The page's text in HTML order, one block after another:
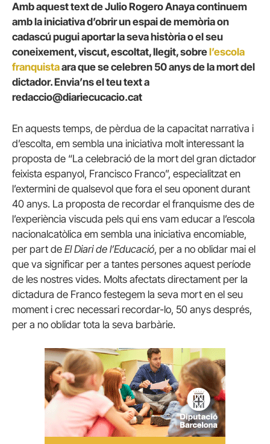
Amb aquest text de Julio Rogero Anaya continuem
amb la iniciativa d’obrir un espai de memòria on
cadascú pugui aportar la seva història o el seu
coneixement, viscut, escoltat, llegit, sobrel’escola
franquistaara que se celebren 50 anys de la mort del
dictador. Envia’ns el teu text a
redaccio@diariecucacio.cat
En aquests temps, de pèrdua de la capacitat narrativa i
d’escolta, em sembla una iniciativa molt interessant la
proposta de “La celebració de la mort del gran dictador
feixista espanyol, Francisco Franco”, especialitzat en
l’extermini de qualsevol que fora el seu oponent durant
40 anys. La proposta de recordar el franquisme des de
l’experiència viscuda pels qui ens vam educar a l’escola
nacionalcatòlica em sembla una iniciativa encomiable,
per part de El Diari de l’Educació, per a no oblidar mai el
que va significar per a tantes persones aquest període
de les nostres vides. Molts afectats directament per la
dictadura de Franco festegem la seva mort en el seu
moment i crec necessari recordar-lo, 50 anys després,
per a no oblidar tota la seva barbàrie.